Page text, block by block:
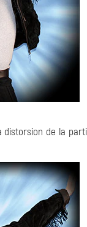
distorsion de la